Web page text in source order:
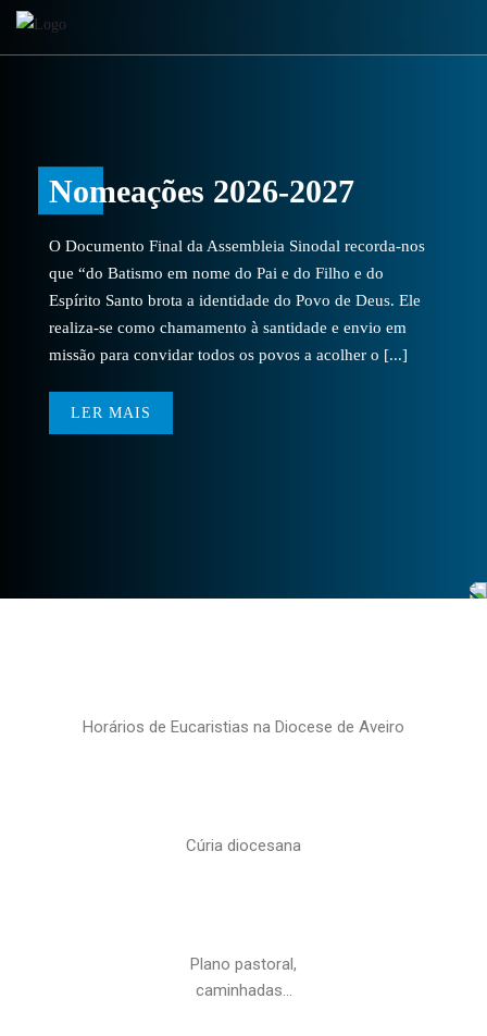
Nomeações 2026-2027
O Documento Final da Assembleia Sinodal recorda-nos
que “do Batismo em nome do Pai e do Filho e do
Espírito Santo brota a identidade do Povo de Deus. Ele
realiza-se como chamamento à santidade e envio em
missão para convidar todos os povos a acolher o [...]
LER MAIS
Horários de Eucaristias na Diocese de Aveiro
Cúria diocesana
Plano pastoral,
caminhadas…